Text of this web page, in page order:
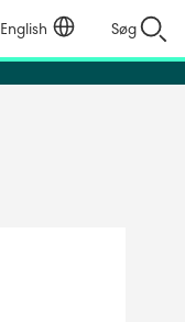
English Søg